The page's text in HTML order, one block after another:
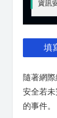
填
隨著網
安全若
的事件。